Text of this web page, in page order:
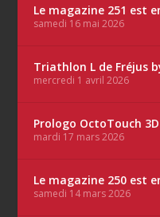
Le magazine 251 est
samedi 16 mai 2026
Triathlon L de Fréjus
mercredi 1 avril 2026
Prologo OctoTouch 3D
mardi 17 mars 2026
Le magazine 250 est
samedi 14 mars 2026